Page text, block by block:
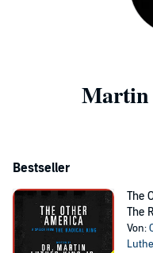
Bestseller
The
The
Von: